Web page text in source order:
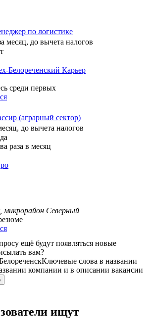
по логистике
месяц, до вычета налогов
Белореченский Карьер
среди первых
(аграрный сектор)
до вычета налогов
раза в месяц
микрорайон Северный
ещё будут появляться новые
вам?
Ключевые слова в названии
компании и в описании вакансии
ищут